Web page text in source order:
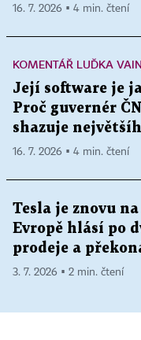
16. 7. 2026 ▪ 4 min. čtení
KOMENTÁŘ LUĎKA
Její software je
Proč guvernér
shazuje
16. 7. 2026 ▪ 4 min. čtení
Tesla je znovu
Evropě hlásí po
prodeje a
3. 7. 2026 ▪ 2 min. čtení